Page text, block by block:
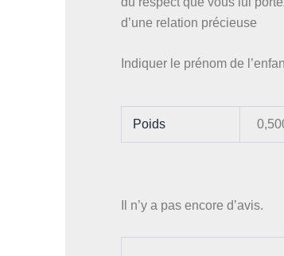
d’une relation précieuse
Indiquer le prénom de
Poids
Il n’y a pas encore d’avis.